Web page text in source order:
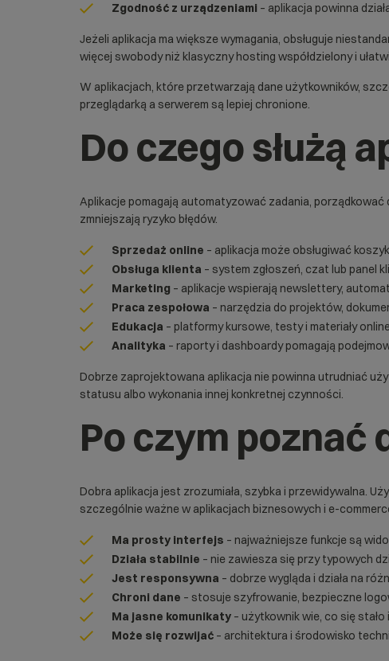
Zgodność z urządzeniami – aplikacja powinna
Jeżeli aplikacja ma większe wymagania, obsługuje
więcej swobody niż klasyczny hosting współdzielony i
W aplikacjach, które przetwarzają dane użytkowników,
przeglądarką a serwerem są lepiej chronione.
Do czego służą
Aplikacje pomagają automatyzować zadania,
zmniejszają ryzyko błędów.
Sprzedaż online – aplikacja może obsługiwać
Obsługa klienta – system zgłoszeń, czat lub panel
Marketing – aplikacje wspierają newslettery,
Praca zespołowa – narzędzia do projektów,
Edukacja – platformy kursowe, testy i materiały
Analityka – raporty i dashboardy pomagają
Dobrze zaprojektowana aplikacja nie powinna utrudniać
statusu albo wykonania innej konkretnej czynności.
Po czym poznać
Dobra aplikacja jest zrozumiała, szybka i przewidywalna.
szczególnie ważne w aplikacjach biznesowych i e-
Ma prosty interfejs – najważniejsze funkcje są
Działa stabilnie – nie zawiesza się przy typowych
Jest responsywna – dobrze wygląda i działa na
Chroni dane – stosuje szyfrowanie, bezpieczne
Ma jasne komunikaty – użytkownik wie, co się
Może się rozwijać – architektura i środowisko